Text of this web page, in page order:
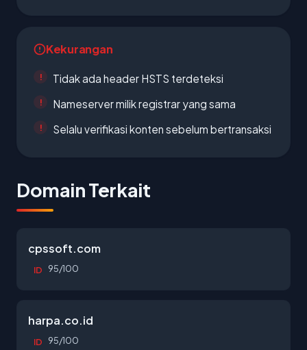
Kekurangan
Tidak ada header HSTS terdeteksi
Nameserver milik registrar yang sama
Selalu verifikasi konten sebelum bertransaksi
Domain Terkait
cpssoft.com
ID 95/100
harpa.co.id
ID 95/100